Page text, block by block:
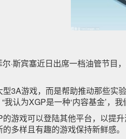
·斯宾塞近日出席一档油管节目
3A游戏，而是帮助推动那些实
认为XGP是一种‘内容基金’，
游戏可以登陆其他平台，以提
多样且有趣的游戏保持新鲜感。